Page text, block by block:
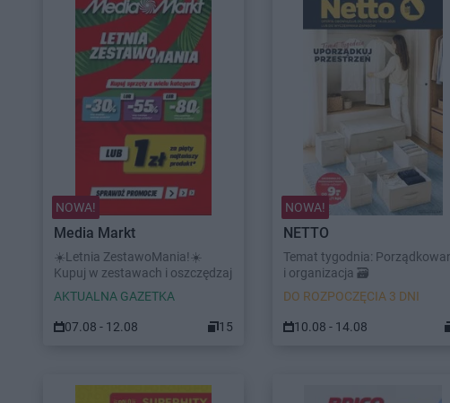
NOWA!
Media Markt
☀️Letnia ZestawoMania!☀️
Kupuj w zestawach i oszczędzaj
AKTUALNA GAZETKA
07.08 - 12.08 15
NOWA!
NETTO
Temat tygodnia:
i organizacja 🗃️
DO ROZPOCZĘCIA 3 DNI
10.08 - 14.08